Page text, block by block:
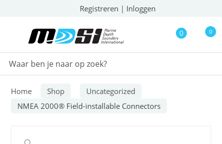
Registreren | Inloggen
0 0
Home Shop
Uncategorized
NMEA 2000® Field-installable Connectors